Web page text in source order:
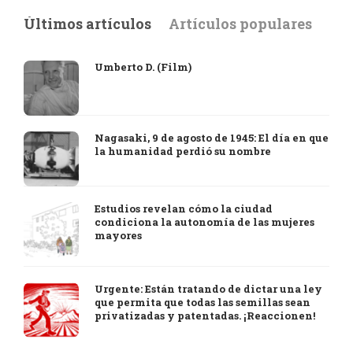
Últimos artículos Artículos populares
Umberto D. (Film)
Nagasaki, 9 de agosto de 1945: El día en que
la humanidad perdió su nombre
Estudios revelan cómo la ciudad
condiciona la autonomía de las mujeres
mayores
Urgente: Están tratando de dictar una ley
que permita que todas las semillas sean
privatizadas y patentadas. ¡Reaccionen!